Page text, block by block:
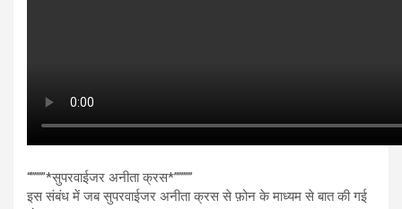
“””””*सुपरवाईजर अनीता क्रस*”””””
इस संबंध में जब सुपरवाईजर अनीता क्रस से फ़ोन के माध्यम से बात की गई